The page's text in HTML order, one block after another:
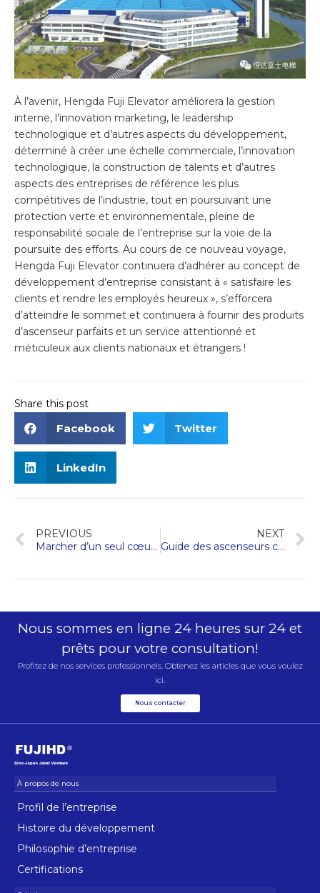
À l’avenir, Hengda Fuji Elevator améliorera la gestion
interne, l’innovation marketing, le leadership
technologique et d’autres aspects du développement,
déterminé à créer une échelle commerciale, l’innovation
technologique, la construction de talents et d’autres
aspects des entreprises de référence les plus
compétitives de l’industrie, tout en poursuivant une
protection verte et environnementale, pleine de
responsabilité sociale de l’entreprise sur la voie de la
poursuite des efforts. Au cours de ce nouveau voyage,
Hengda Fuji Elevator continuera d’adhérer au concept de
développement d’entreprise consistant à « satisfaire les
clients et rendre les employés heureux », s’efforcera
d’atteindre le sommet et continuera à fournir des produits
d’ascenseur parfaits et un service attentionné et
méticuleux aux clients nationaux et étrangers !
Share this post
Facebook Twitter
LinkedIn
PREVIOUS
Marcher d’un seul cœur, marcher vers l’avenir 丨 La conférence des élites du marketing mondial de Hengda Fuji Elevator 2024 s’est tenue avec succès !
NEXT
Guide des ascenseurs commerciaux pour passagers
Nous sommes en ligne 24 heures sur 24 et
prêts pour votre consultation!
Profitez de nos services professionnels. Obtenez les articles que vous voulez
ici.
Nous contacter
Profil de l’entreprise
Histoire du développement
Philosophie d’entreprise
Certifications